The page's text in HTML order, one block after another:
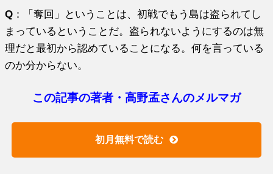
Q ：「奪回」ということは、初戦でもう島は盗られてし
まっているということだ。盗られないようにするのは無
理だと最初から認めていることになる。何を言っている
のか分からない。
この記事の著者・高野孟さんのメルマガ
初月無料で読む